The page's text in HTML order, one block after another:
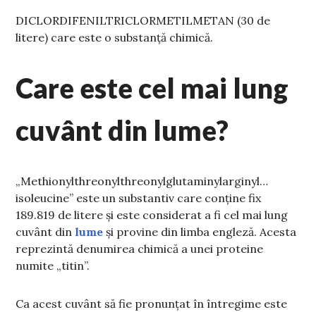
DICLORDIFENILTRICLORMETILMETAN (30 de
litere) care este o substanță chimică.
Care este cel mai lung
cuvânt din lume?
„Methionylthreonylthreonylglutaminylarginyl…
isoleucine” este un substantiv care conține fix
189.819 de litere și este considerat a fi cel mai lung
cuvânt dinlume și provine din limba engleză. Acesta
reprezintă denumirea chimică a unei proteine
numite „titin”.
Ca acest cuvânt să fie pronunțat în întregime este